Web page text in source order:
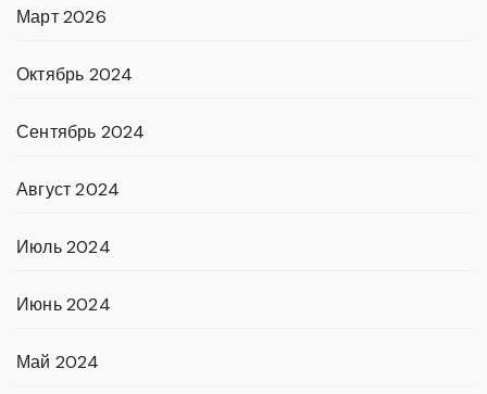
Март 2026
Октябрь 2024
Сентябрь 2024
Август 2024
Июль 2024
Июнь 2024
Май 2024